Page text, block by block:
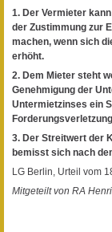
1. Der Vermieter
der Zustimmung zur
machen, wenn sich
erhöht.
2. Dem Mieter steht
Genehmigung der
Untermietzinses ein
3. Der Streitwert der
bemisst sich nach
LG Berlin, Urteil vom
Mitgeteilt von RA